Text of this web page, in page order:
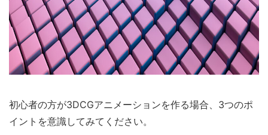
初心者の方が3DCGアニメーションを作る場合、3つのポ
イントを意識してみてください。